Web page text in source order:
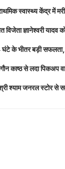
स्वास्थ्य केंद्र में
ज्ञानेश्वरी यादव
घंटे के भीतर बड़ी
काष्ठ से लदा पिकअप
श्याम जनरल स्टोर से